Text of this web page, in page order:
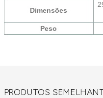
Dimensões
Peso
PRODUTOS